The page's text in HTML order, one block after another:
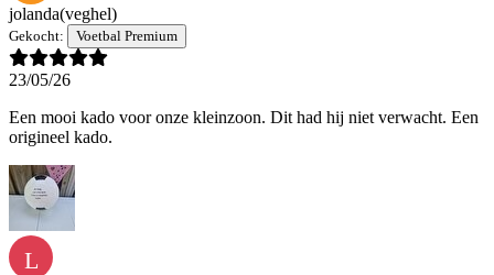
jolanda(veghel)
Gekocht: Voetbal Premium
23/05/26
Een mooi kado voor onze kleinzoon. Dit had hij niet verwacht. Een
origineel kado.
L